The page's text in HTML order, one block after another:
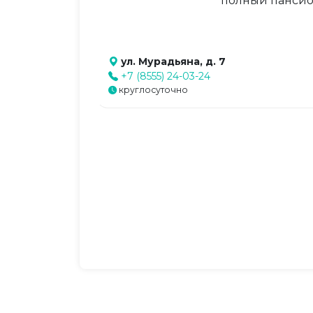
ул. Мурадьяна, д. 7
+7 (8555) 24-03-24
круглосуточно